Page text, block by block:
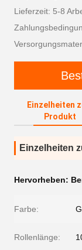
Lieferzeit: 5-8
Einzelheiten
Produkt
Einzelheiten
Hervorheben:
Farbe:
Rollenlänge: